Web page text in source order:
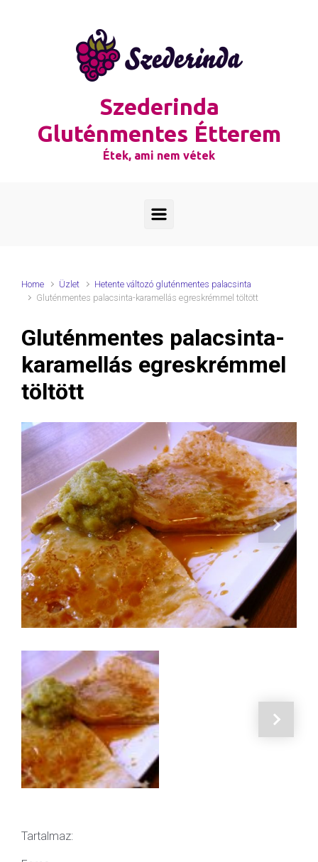
Szederinda
Gluténmentes Étterem
Étek, ami nem vétek
Home Üzlet
Hetente változó gluténmentes palacsinta
Gluténmentes palacsinta-karamellás egreskrémmel töltött
Gluténmentes palacsinta-
karamellás egreskrémmel
töltött
Next
Tartalmaz: